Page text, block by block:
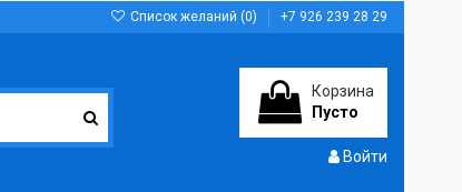
Список желаний (0) +7 926 239 28 29
Корзина
Пусто
Войти